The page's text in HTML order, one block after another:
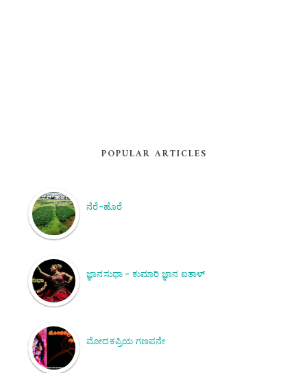
POPULAR ARTICLES
ನೆರೆ-ಹೊರೆ
ಜ್ಞಾನಸುಧಾ - ಕುಮಾರಿ ಜ್ಞಾನ ಐತಾಳ್
ಮೋದಕಪ್ರಿಯ ಗಣಪನೇ